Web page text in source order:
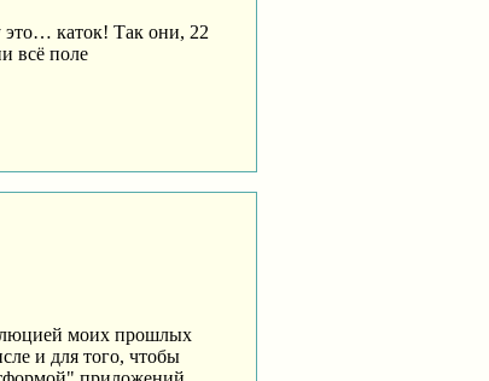
каток! Так они, 22
всё поле
моих прошлых
и для того, чтобы